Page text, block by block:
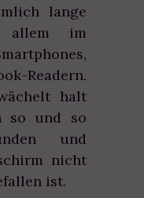
lange
allem im
Readern.
halt
so und so
und
nicht
ist.